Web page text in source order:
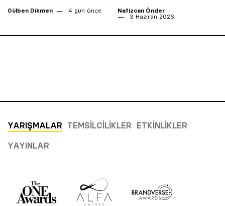
Gülben Dikmen 4 gün önce
Nafizcan Önder
3 Haziran 2026
YARIŞMALAR TEMSILCILIKLER ETKINLIKLER
YAYINLAR